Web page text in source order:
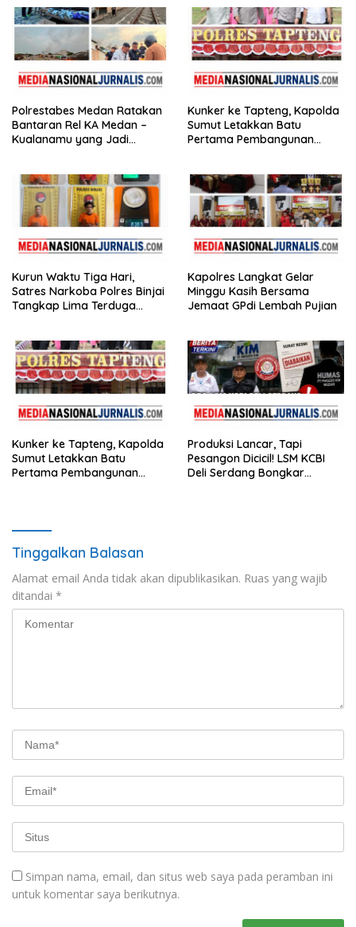
Polrestabes Medan Ratakan
Bantaran Rel KA Medan –
Kualanamu yang Jadi
Beragam Senjata Disita
Kunker ke Tapteng, Kapolda
Sumut Letakkan Batu
Pertama Pembangunan
Kurun Waktu Tiga Hari,
Satres Narkoba Polres Binjai
Tangkap Lima Terduga
Kapolres Langkat Gelar
Minggu Kasih Bersama
Jemaat GPdi Lembah Pujian
Kunker ke Tapteng, Kapolda
Sumut Letakkan Batu
Pertama Pembangunan
Produksi Lancar, Tapi
Pesangon Dicicil! LSM KCBI
Deli Serdang Bongkar
Tinggalkan Balasan
Alamat email Anda tidak akan dipublikasikan. Ruas yang wajib
ditandai *
Simpan nama, email, dan situs web saya pada peramban ini
untuk komentar saya berikutnya.